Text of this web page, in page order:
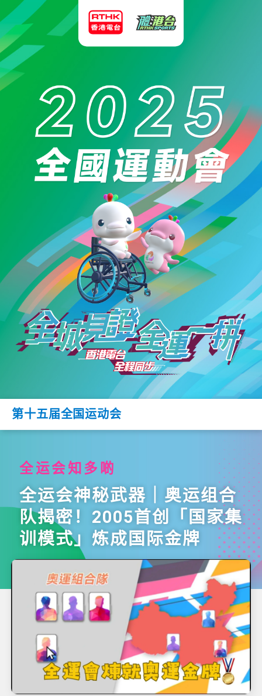
第十五届全国运动会
全运会知多啲
全运会神秘武器｜奥运组合
队揭密！2005首创「国家集
训模式」炼成国际金牌